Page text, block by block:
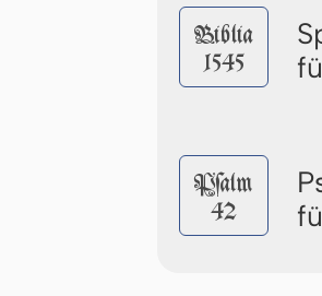
Biblia
1545
Pſalm
42